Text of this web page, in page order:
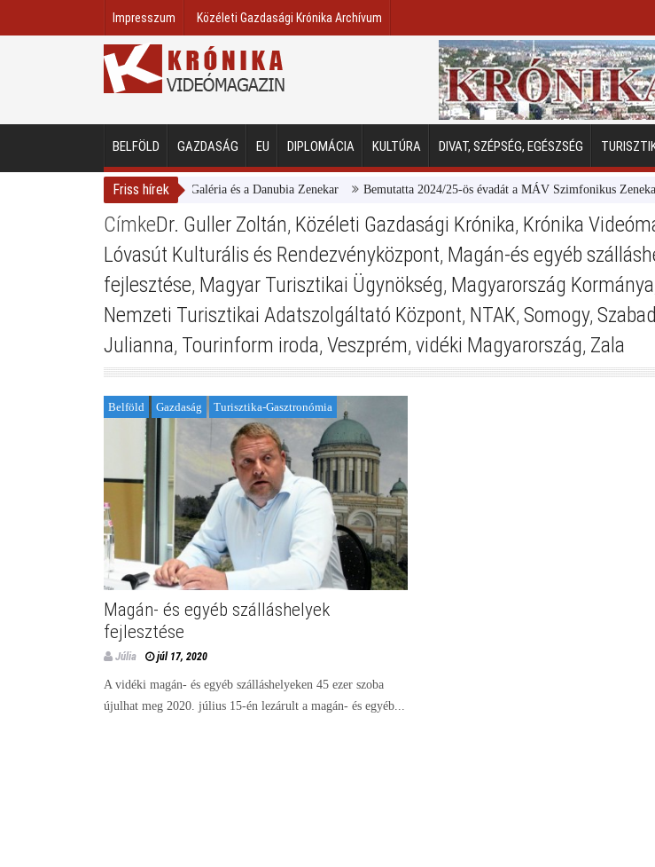
Impresszum Közéleti Gazdasági Krónika Archívum
BELFÖLD GAZDASÁG EU DIPLOMÁCIA KULTÚRA DIVAT, SZÉPSÉG, EGÉSZSÉG
Friss hírek
Magyar Nemzeti Galéria és a Danubia Zenekar Bemutatta 2024/25-ös évadát a MÁV Szimfonikus Zenekar
CímkeDr. Guller Zoltán, Közéleti Gazdasági Krónika, Krónika
Lóvasút Kulturális és Rendezvényközpont, Magán-és egyéb
fejlesztése, Magyar Turisztikai Ügynökség, Magyarország Kormánya
Nemzeti Turisztikai Adatszolgáltató Központ, NTAK, Somogy,
Julianna, Tourinform iroda, Veszprém, vidéki Magyarország, Zala
Belföld Gazdaság Turisztika-Gasztronómia
Magán- és egyéb szálláshelyek
fejlesztése
Júlia júl 17, 2020
A vidéki magán- és egyéb szálláshelyeken 45 ezer szoba
újulhat meg 2020. július 15-én lezárult a magán- és egyéb...